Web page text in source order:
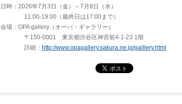
日時：2026年7月3日（金）～7月8日（水）
11:00-19:00（最終日は17:00まで）
会場：OPA gallery（オーパ・ギャラリー）
〒150-0001 東京都渋谷区神宮前4-1-23 1階
詳細： http://www.opagallery.sakura.ne.jp/galllery.html